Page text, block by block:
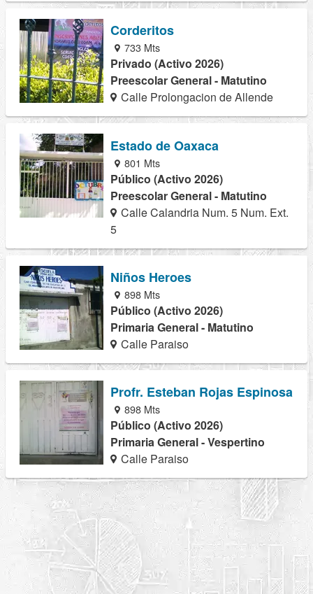
Corderitos
733 Mts
Privado (Activo 2026)
Preescolar General - Matutino
Calle Prolongacion de Allende
Estado de Oaxaca
801 Mts
Público (Activo 2026)
Preescolar General - Matutino
Calle Calandria Num. 5 Num. Ext.
5
Niños Heroes
898 Mts
Público (Activo 2026)
Primaria General - Matutino
Calle Paraiso
Profr. Esteban Rojas Espinosa
898 Mts
Público (Activo 2026)
Primaria General - Vespertino
Calle Paraiso